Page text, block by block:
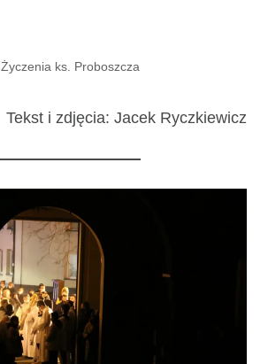
Życzenia ks. Proboszcza
Tekst i zdjęcia: Jacek Ryczkiewicz